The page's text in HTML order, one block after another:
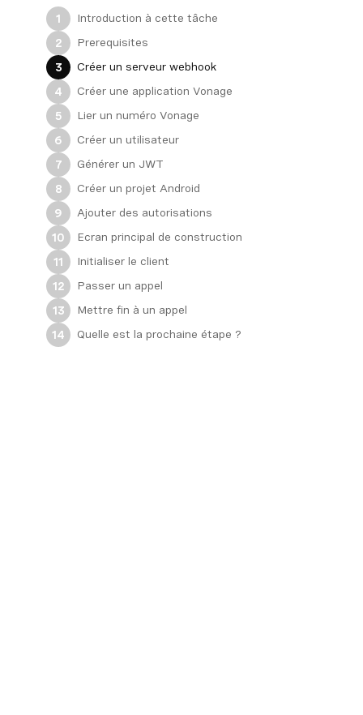
1
Introduction à cette tâche
2
Prerequisites
3
Créer un serveur webhook
4
Créer une application Vonage
5
Lier un numéro Vonage
6
Créer un utilisateur
7
Générer un JWT
8
Créer un projet Android
9
Ajouter des autorisations
10
Ecran principal de construction
11
Initialiser le client
12
Passer un appel
13
Mettre fin à un appel
14
Quelle est la prochaine étape ?